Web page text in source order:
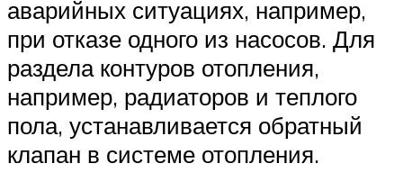
аварийных ситуациях, например,
при отказе одного из насосов. Для
раздела контуров отопления,
например, радиаторов и теплого
пола, устанавливается обратный
клапан в системе отопления.